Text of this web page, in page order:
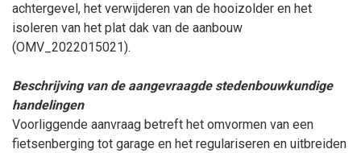
achtergevel, het verwijderen van de hooizolder en het
isoleren van het plat dak van de aanbouw
(OMV_2022015021).
Beschrijving van de aangevraagde stedenbouwkundige
handelingen
Voorliggende aanvraag betreft het omvormen van een
fietsenberging tot garage en het regulariseren en uitbreiden